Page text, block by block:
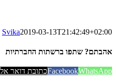
Svika2019-03-13T21:42:49+02:00
אהבתם? שתפו ברשתות החברתיות
FacebookWhatsApp כתובת דואר